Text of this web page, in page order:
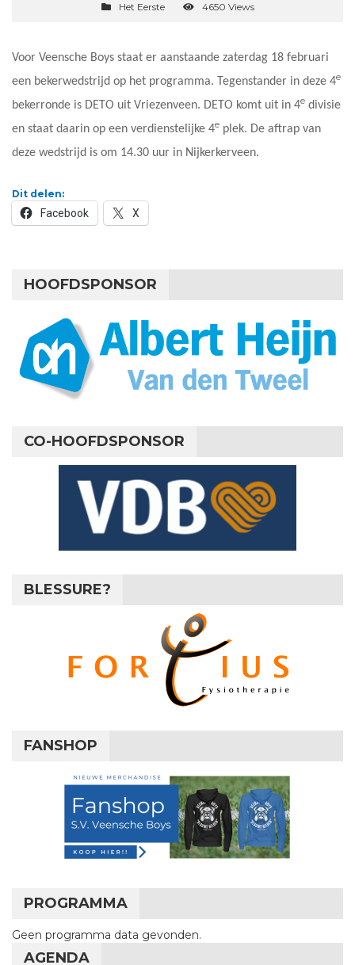
Het Eerste
4650 Views
Voor Veensche Boys staat er aanstaande zaterdag 18 februari
een bekerwedstrijd op het programma. Tegenstander in deze 4e
bekerronde is DETO uit Vriezenveen. DETO komt uit in 4e divisie
en staat daarin op een verdienstelijke 4e plek. De aftrap van
deze wedstrijd is om 14.30 uur in Nijkerkerveen.
Dit delen:
Facebook X
HOOFDSPONSOR
CO-HOOFDSPONSOR
BLESSURE?
FANSHOP
PROGRAMMA
Geen programma data gevonden.
AGENDA